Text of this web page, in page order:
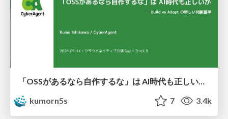
「OSSがあるなら自作するな」は AI時代も正しいか ── Build vs Adopt の新しい判断基準
kumorn5s
7 3.4k